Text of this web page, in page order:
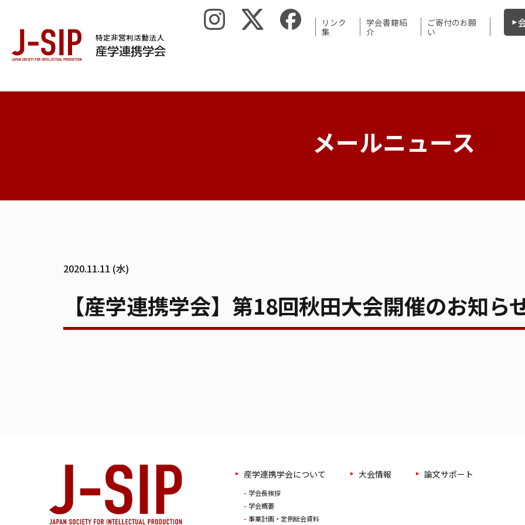
リンク
集
学会書籍紹
介
ご寄付のお願
い
メールニュース
2020.11.11 (水)
【産学連携学会】第18回秋田大会開催のお知ら
産学連携学会について
学会長挨拶
学会概要
事業計画・定例総会資料
大会情報 論文サポート